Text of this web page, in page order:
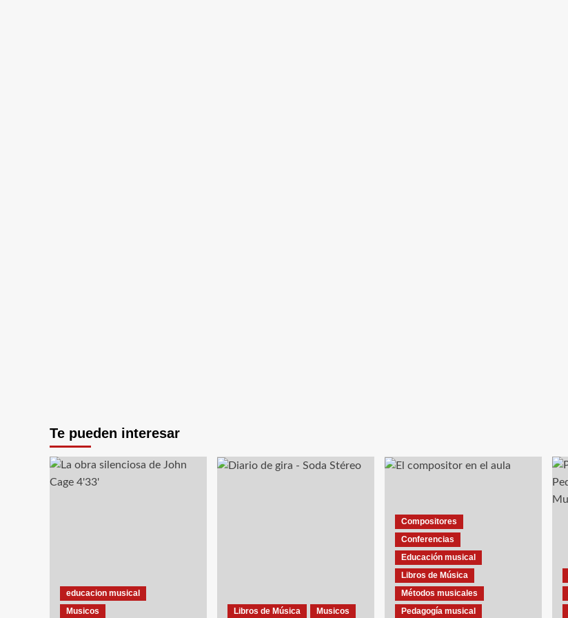
Te pueden interesar
educacion musical
Musicos
Libros de Música Musicos
Compositores
Conferencias
Educación musical
Libros de Música
Métodos musicales
Pedagogía musical